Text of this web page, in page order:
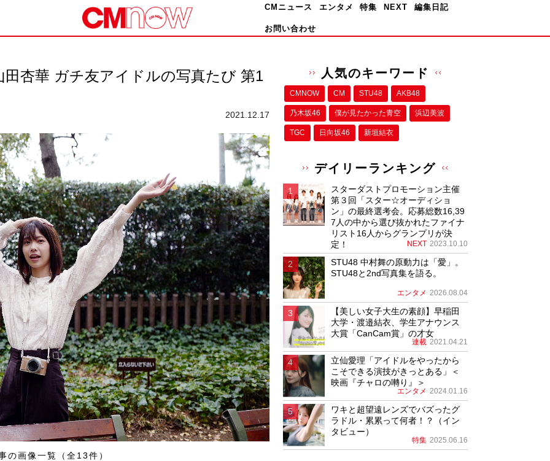
CMニュース エンタメ 特集 NEXT 編集日記
お問い合わせ
杏華 ガチ友アイドルの写真たび 第1
2021.12.17
の画像一覧（全13件）
人気のキーワード
CMNOW CM STU48 AKB48
乃木坂46 僕が⾒たかった⻘空 浜辺美波
TGC 日向坂46 新垣結衣
デイリーランキング
スターダストプロモーション主催
第３回「スター☆オーディショ
ン」の最終選考会。応募総数16,39
7人の中から選び抜かれたファイナ
リスト16人からグランプリが決
定！
NEXT 2023.10.10
STU48 中村舞の原動力は「愛」。
STU48と2nd写真集を語る。
エンタメ 2026.08.04
【美しい女子大生の素顔】早稲田
大学・渡邉結衣、学生アナウンス
大賞「CanCam賞」の才女
連載 2021.04.21
立仙愛理「アイドルをやったから
こそできる演技がきっとある」＜
映画『チャロの囀り』＞
エンタメ 2024.01.16
ワキと超望遠レンズでバズったグ
ラドル・累累って何者！？（イン
タビュー）
特集 2025.06.16